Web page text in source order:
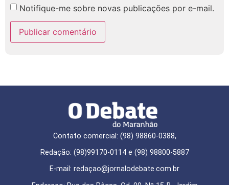
Notifique-me sobre novas publicações por e-mail.
Contato comercial: (98) 98860-0388,
Redação: (98)99170-0114 e (98) 98800-5887
E-mail: redaçao@jornalodebate.com.br